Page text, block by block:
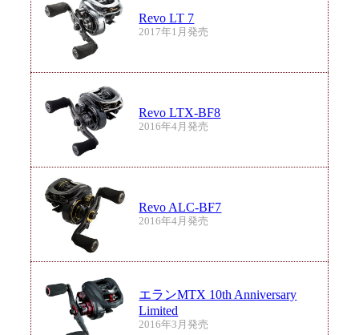
Revo LT 7
2017年1月発売
Revo LTX-BF8
2016年4月発売
Revo ALC-BF7
2016年4月発売
エランMTX 10th Anniversary
Limited
2016年3月発売